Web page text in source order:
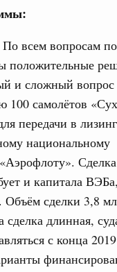
всем вопросам
положительные
и сложный
100 самолётов
передачи в лизинг
национальному
Сделка
и капитала
Объём сделки 3,8
сделка длинная,
с конца
скоростных
дорожного
Инновации
по
среда
хозяйство
тыс.
Фонда